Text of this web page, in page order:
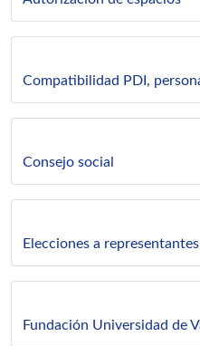
Compatibilidad PDI,
Consejo social
Elecciones a
Fundación Universidad de